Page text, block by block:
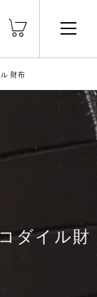
財布
ダイル財